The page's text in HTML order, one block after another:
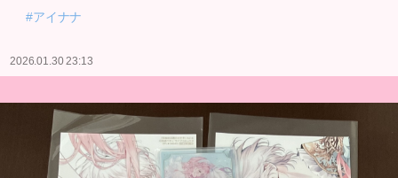
#アイナナ
2026.01.30 23:13